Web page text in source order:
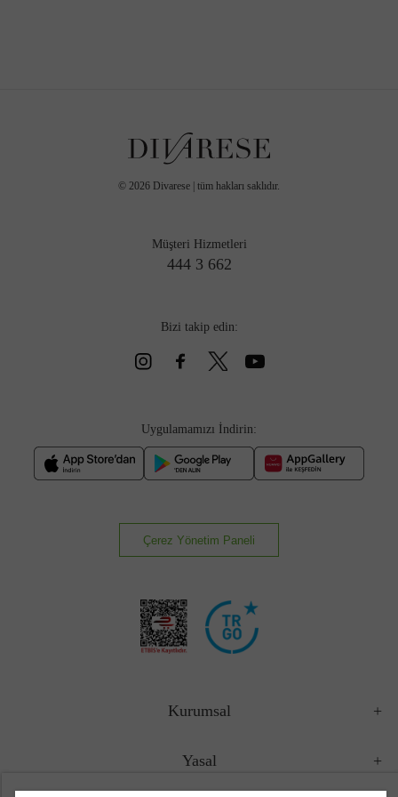
© 2026 Divarese | tüm hakları saklıdır.
Müşteri Hizmetleri
444 3 662
Bizi takip edin:
Uygulamamızı İndirin:
Çerez Yönetim Paneli
Kurumsal
Yasal